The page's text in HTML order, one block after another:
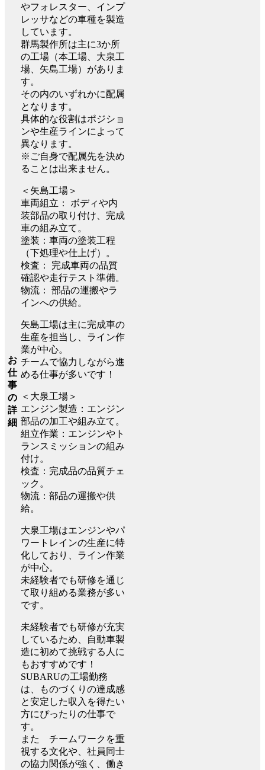
お
仕
事
の
詳
細
やフォレスター、インプ
レッサなどの車種を製造
しています。
群馬製作所は主に3か所
の工場（本工場、大泉工
場、矢島工場）がありま
す。
その内のいずれかに配属
となります。
具体的な役割はポジショ
ンや生産ラインによって
異なります。
※ご自身で配属先を決め
ることは出来ません。
＜矢島工場＞
車両組立： ボディや内
装部品の取り付け、完成
車の組み立て。
塗装：車両の塗装工程
（下処理や仕上げ）。
検査： 完成車両の品質
確認や走行テスト準備。
物流： 部品の運搬やラ
インへの供給。
矢島工場は主に完成車の
生産を担当し、ライン作
業が中心。
チームで協力しながら進
める仕事が多いです！
＜大泉工場＞
エンジン製造：エンジン
部品の加工や組み立て。
組立作業：エンジンやト
ランスミッションの組み
付け。
検査：完成品の品質チェ
ック。
物流：部品の運搬や供
給。
大泉工場はエンジンやパ
ワートレインの生産に特
化しており、ライン作業
が中心。
未経験者でも研修を通じ
て取り組める業務が多い
です。
未経験者でも研修が充実
しているため、自動車製
造に初めて挑戦する人に
もおすすめです！
SUBARUの工場勤務
は、ものづくりの達成感
と安定した収入を得たい
方にぴったりの仕事で
す。
また チームワークを重
視する文化や、社員同士
の協力関係が強く、働き